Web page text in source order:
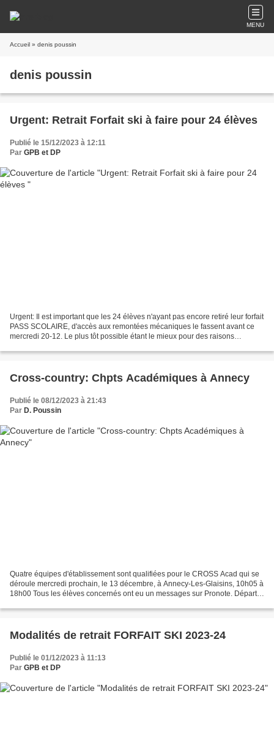
MENU
Accueil » denis poussin
denis poussin
Urgent: Retrait Forfait ski à faire pour 24 élèves
Publié le 15/12/2023 à 12:11
Par GPB et DP
Urgent: Il est important que les 24 élèves n'ayant pas encore retiré leur forfait
PASS SCOLAIRE, d'accès aux remontées mécaniques le fassent avant ce
mercredi 20-12. Le plus tôt possible étant le mieux pour des raisons
Cross-country: Chpts Académiques à Annecy
Publié le 08/12/2023 à 21:43
Par D. Poussin
Quatre équipes d'établissement sont qualifiées pour le CROSS Acad qui se
déroule mercredi prochain, le 13 décembre, à Annecy-Les-Glaisins, 10h05 à
18h00 Tous les élèves concernés ont eu un messages sur Pronote. Départ
Modalités de retrait FORFAIT SKI 2023-24
Publié le 01/12/2023 à 11:13
Par GPB et DP